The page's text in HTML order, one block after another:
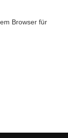
Browser für